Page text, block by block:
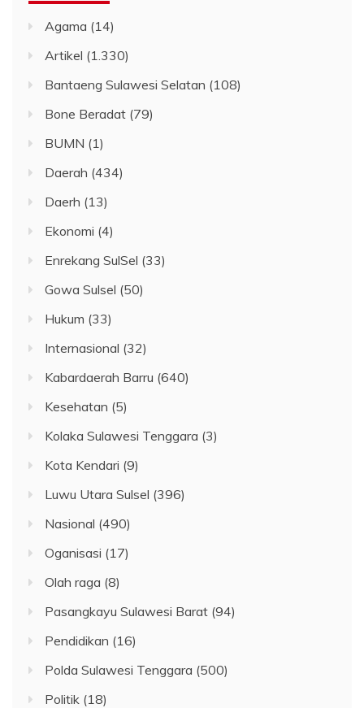
Agama (14)
Artikel (1.330)
Bantaeng Sulawesi Selatan (108)
Bone Beradat (79)
BUMN (1)
Daerah (434)
Daerh (13)
Ekonomi (4)
Enrekang SulSel (33)
Gowa Sulsel (50)
Hukum (33)
Internasional (32)
Kabardaerah Barru (640)
Kesehatan (5)
Kolaka Sulawesi Tenggara (3)
Kota Kendari (9)
Luwu Utara Sulsel (396)
Nasional (490)
Oganisasi (17)
Olah raga (8)
Pasangkayu Sulawesi Barat (94)
Pendidikan (16)
Polda Sulawesi Tenggara (500)
Politik (18)